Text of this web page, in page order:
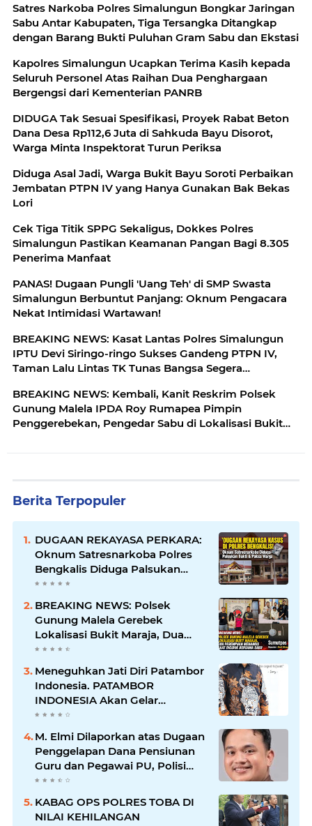
Satres Narkoba Polres Simalungun Bongkar Jaringan
Sabu Antar Kabupaten, Tiga Tersangka Ditangkap
dengan Barang Bukti Puluhan Gram Sabu dan Ekstasi
Kapolres Simalungun Ucapkan Terima Kasih kepada
Seluruh Personel Atas Raihan Dua Penghargaan
Bergengsi dari Kementerian PANRB
DIDUGA Tak Sesuai Spesifikasi, Proyek Rabat Beton
Dana Desa Rp112,6 Juta di Sahkuda Bayu Disorot,
Warga Minta Inspektorat Turun Periksa
Diduga Asal Jadi, Warga Bukit Bayu Soroti Perbaikan
Jembatan PTPN IV yang Hanya Gunakan Bak Bekas
Lori
Cek Tiga Titik SPPG Sekaligus, Dokkes Polres
Simalungun Pastikan Keamanan Pangan Bagi 8.305
Penerima Manfaat
PANAS! Dugaan Pungli 'Uang Teh' di SMP Swasta
Simalungun Berbuntut Panjang: Oknum Pengacara
Nekat Intimidasi Wartawan!
BREAKING NEWS: Kasat Lantas Polres Simalungun
IPTU Devi Siringo-ringo Sukses Gandeng PTPN IV,
Taman Lalu Lintas TK Tunas Bangsa Segera
BREAKING NEWS: Kembali, Kanit Reskrim Polsek
Gunung Malela IPDA Roy Rumapea Pimpin
Penggerebekan, Pengedar Sabu di Lokalisasi Bukit
Berita Terpopuler
DUGAAN REKAYASA PERKARA:
Oknum Satresnarkoba Polres
Bengkalis Diduga Palsukan
Barang Bukti Hingga Paksa
BREAKING NEWS: Polsek
Gunung Malela Gerebek
Lokalisasi Bukit Maraja, Dua
Perempuan Menangis Saat
Diciduk Bersama Sabu
Meneguhkan Jati Diri Patambor
Indonesia. PATAMBOR
INDONESIA Akan Gelar
RAKERNAS II Di Jakarta.
M. Elmi Dilaporkan atas Dugaan
Penggelapan Dana Pensiunan
Guru dan Pegawai PU, Polisi
Pastikan Proses Hukum
KABAG OPS POLRES TOBA DI
NILAI KEHILANGAN